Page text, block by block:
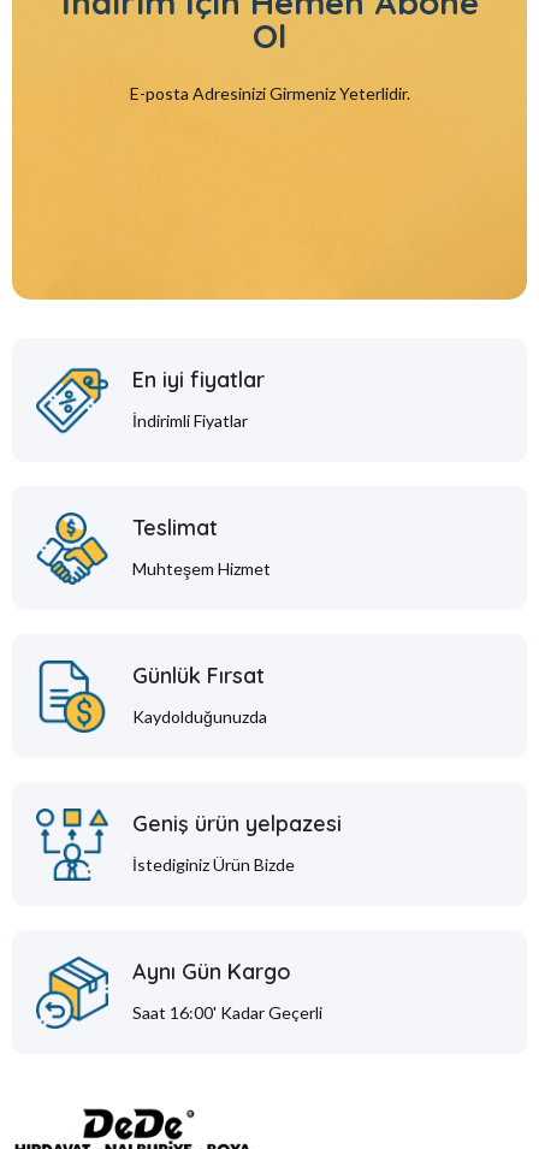
Ol
E-posta Adresinizi Girmeniz Yeterlidir.
En iyi fiyatlar
İndirimli Fiyatlar
Teslimat
Muhteşem Hizmet
Günlük Fırsat
Kaydolduğunuzda
Geniş ürün yelpazesi
İstediginiz Ürün Bizde
Aynı Gün Kargo
Saat 16:00' Kadar Geçerli